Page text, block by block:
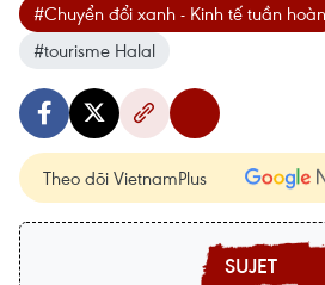
#Chuyển đổi xanh - Kinh tế tuần hoàn
#tourisme Halal
Theo dõi VietnamPlus